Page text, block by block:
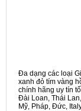
Đa dạng các loại
xanh đỏ tím vàng
chính hãng uy tín
Đài Loan, Thái
Mỹ, Pháp, Đức,